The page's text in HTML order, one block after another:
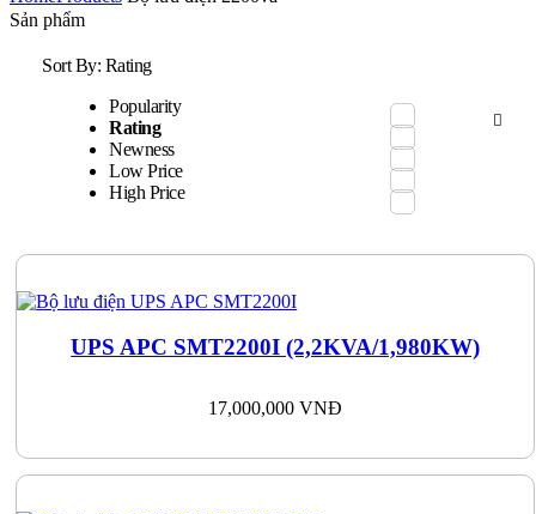
Sản phẩm
Sort By: Rating
Popularity
Rating
Newness
Low Price
High Price
UPS APC SMT2200I (2,2KVA/1,980KW)
17,000,000VNĐ